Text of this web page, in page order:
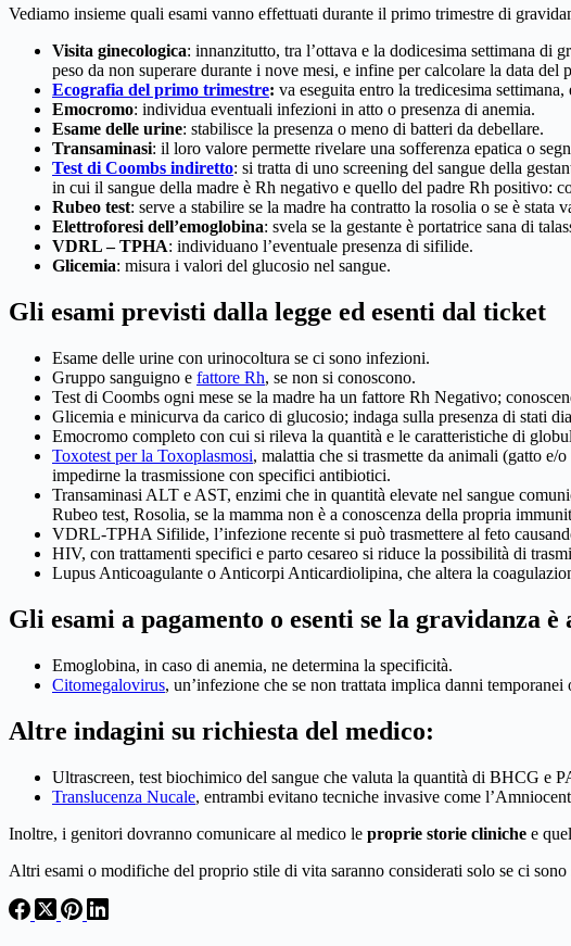
Vediamo insieme quali esami vanno effettuati durante il primo trimestre di
Visita ginecologica: innanzitutto, tra l’ottava e la dodicesima settimana di
peso da non superare durante i nove mesi, e infine per calcolare la data del
Ecografia del primo trimestre: va eseguita entro la tredicesima
Emocromo: individua eventuali infezioni in atto o presenza di anemia.
Esame delle urine: stabilisce la presenza o meno di batteri da debellare.
Transaminasi: il loro valore permette rivelare una sofferenza epatica o
Test di Coombs indiretto: si tratta di uno screening del sangue della
in cui il sangue della madre è Rh negativo e quello del padre Rh positivo:
Rubeo test: serve a stabilire se la madre ha contratto la rosolia o se è stata
Elettroforesi dell’emoglobina: svela se la gestante è portatrice sana di
VDRL – TPHA: individuano l’eventuale presenza di sifilide.
Glicemia: misura i valori del glucosio nel sangue.
Gli esami previsti dalla legge ed esenti dal ticket
Esame delle urine con urinocoltura se ci sono infezioni.
Gruppo sanguigno e fattore Rh, se non si conoscono.
Test di Coombs ogni mese se la madre ha un fattore Rh Negativo;
Glicemia e minicurva da carico di glucosio; indaga sulla presenza di stati
Emocromo completo con cui si rileva la quantità e le caratteristiche di
Toxotest per la Toxoplasmosi, malattia che si trasmette da animali (gatto
impedirne la trasmissione con specifici antibiotici.
Transaminasi ALT e AST, enzimi che in quantità elevate nel sangue
Rubeo test, Rosolia, se la mamma non è a conoscenza della propria
VDRL-TPHA Sifilide, l’infezione recente si può trasmettere al feto
HIV, con trattamenti specifici e parto cesareo si riduce la possibilità di
Lupus Anticoagulante o Anticorpi Anticardiolipina, che altera la
Gli esami a pagamento o esenti se la gravidanza è
Emoglobina, in caso di anemia, ne determina la specificità.
Citomegalovirus, un’infezione che se non trattata implica danni temporanei
Altre indagini su richiesta del medico:
Ultrascreen, test biochimico del sangue che valuta la quantità di BHCG e
Translucenza Nucale, entrambi evitano tecniche invasive come
Inoltre, i genitori dovranno comunicare al medico le proprie storie cliniche e
Altri esami o modifiche del proprio stile di vita saranno considerati solo se ci